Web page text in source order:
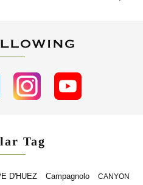
Tag
D'HUEZ Campagnolo CANYON